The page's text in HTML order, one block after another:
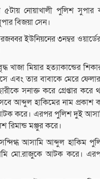
নোয়াখালী পুলিশ সুপার
বিজয়া সেন।
ইউনিয়নের ৩নম্বর
বৃদ্ধ খাজা মিয়ার
এবং তার বাবাকে মেরে
সনাক্ত করে গ্রেপ্তার করে
আব্দুল হাকিমের নাম
আটক করে। এরপর পুলিশ দুই
রিমান্ড মঞ্জুর করে।
সন্দিগ্ধ আসামি আব্দুল
মো.রাজুকে আটক করে।